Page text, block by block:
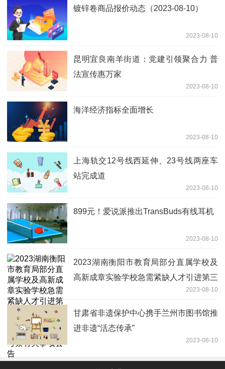
镀锌卷商品报价动态（2023-08-10）
2023-08-10
昆明宜良南羊街道：党建引领聚合力 普
法宣传惠万家
2023-08-10
海洋经济指标全面增长
2023-08-10
上海轨交12号线西延伸、23号线两座车
站完成道
2023-08-10
899元！爱说派推出TransBuds有线耳机
2023-08-10
2023湖南衡阳市教育局部分直属学校及
高新成章实验学校急需紧缺人才引进第三
批资格复审结果、体检结果、考察对象名
单及考察有关事项公告
2023-08-10
甘肃省非遗保护中心携手兰州市图书馆推
进非遗“活态传承”
2023-08-10